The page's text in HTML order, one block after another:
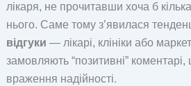
лікаря, не прочитавши хоча б
нього. Саме тому з’явилася
відгуки — лікарі, клініки або
замовляють “позитивні”
враження надійності.